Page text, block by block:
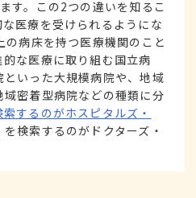
す。この2つの違いを知るこ
医療を受けられるようにな
の病床を持つ医療機関のこと
な医療に取り組む国立病
いった大規模病院や、地域
密着型病院などの種類に分
索するのがホスピタルズ・
検索するのがドクターズ・